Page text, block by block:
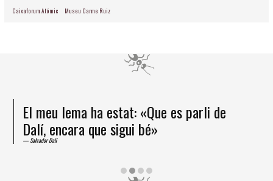
Caixaforum Atómic Museu Carme Ruiz
El meu lema ha estat: «Que es parli de
Dalí, encara que sigui bé»
Salvador Dalí